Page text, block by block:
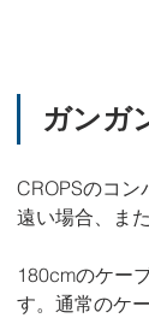
ガンガ
CROPSのコ
遠い場合、ま
180cmのケー
す。通常のケ